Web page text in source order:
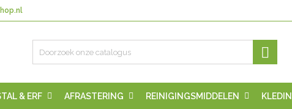

& ERF AFRASTERING REINIGINGSMIDDELEN